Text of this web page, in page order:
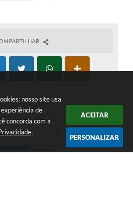
nosso site usa
de
concorda com a
.
ACEITAR
PERSONALIZAR